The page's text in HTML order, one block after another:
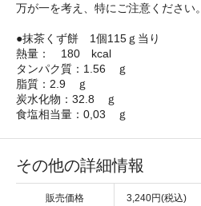
万が一を考え、特にご注意ください。
●抹茶くず餅 1個115ｇ当り
熱量： 180 kcal
タンパク質：1.56 ｇ
脂質：2.9 ｇ
炭水化物：32.8 ｇ
食塩相当量：0,03 ｇ
その他の詳細情報
販売価格 3,240円(税込)